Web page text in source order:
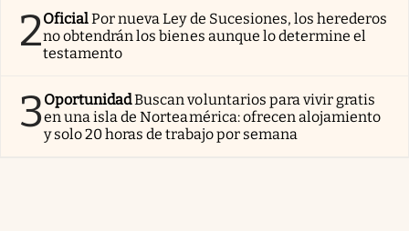
2OficialPor nueva Ley de Sucesiones, los herederos
no obtendrán los bienes aunque lo determine el
testamento
3OportunidadBuscan voluntarios para vivir gratis
en una isla de Norteamérica: ofrecen alojamiento
y solo 20 horas de trabajo por semana